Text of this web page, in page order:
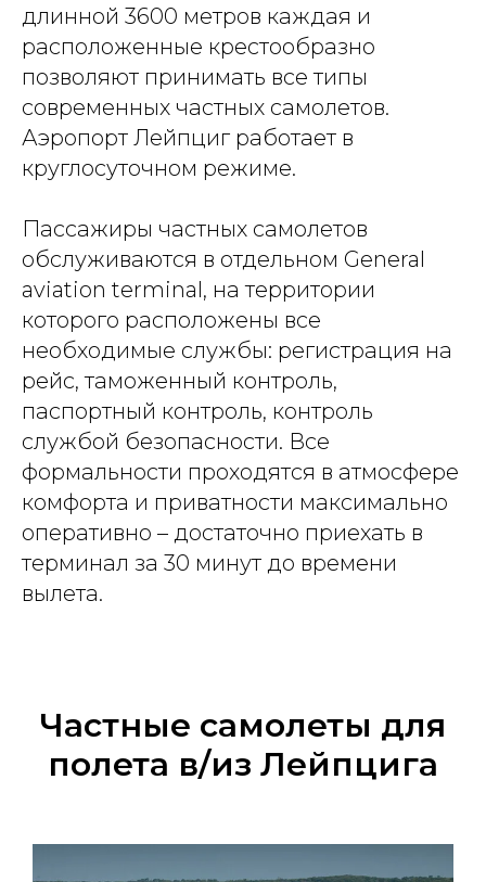
длинной 3600 метров каждая и
расположенные крестообразно
позволяют принимать все типы
современных частных самолетов.
Аэропорт Лейпциг работает в
круглосуточном режиме.
Пассажиры частных самолетов
обслуживаются в отдельном General
aviation terminal, на территории
которого расположены все
необходимые службы: регистрация на
рейс, таможенный контроль,
паспортный контроль, контроль
службой безопасности. Все
формальности проходятся в атмосфере
комфорта и приватности максимально
оперативно – достаточно приехать в
терминал за 30 минут до времени
вылета.
Частные самолеты для
полета в/из Лейпцига